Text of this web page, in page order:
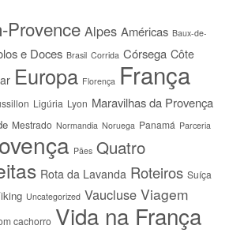
Provence Alpes Américas Baux-de-
e Doces Brasil Corrida Córsega Côte
Europa Florença França
Ligúria Lyon Maravilhas da Provença
Mestrado Normandia Noruega Panamá Parceria
Pães Quatro
Rota da Lavanda Roteiros Suíça
Uncategorized Vaucluse Viagem
cachorro Vida na França